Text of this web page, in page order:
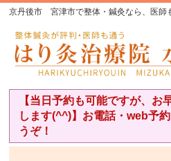
京丹後市 宮津市で整体・鍼灸なら、医師
【当日予約も可能ですが、お
します(^^)】お電話・web予
うぞ！